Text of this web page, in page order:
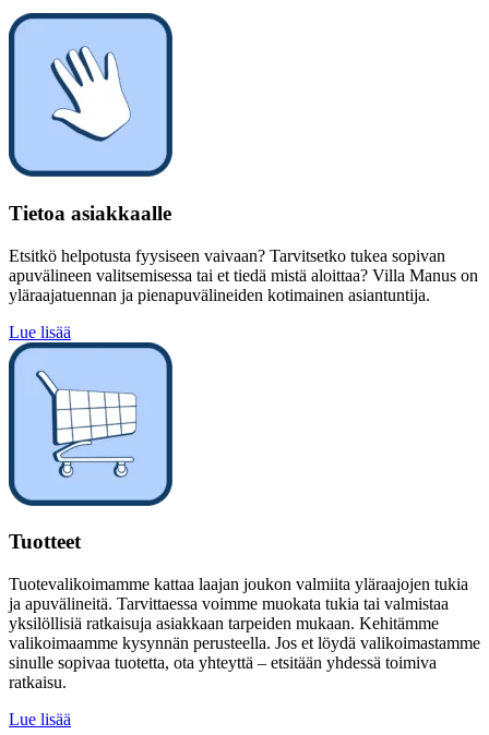
Tietoa asiakkaalle
Etsitkö helpotusta fyysiseen vaivaan? Tarvitsetko tukea sopivan
apuvälineen valitsemisessa tai et tiedä mistä aloittaa? Villa Manus on
yläraajatuennan ja pienapuvälineiden kotimainen asiantuntija.
Lue lisää
Tuotteet
Tuotevalikoimamme kattaa laajan joukon valmiita yläraajojen tukia
ja apuvälineitä. Tarvittaessa voimme muokata tukia tai valmistaa
yksilöllisiä ratkaisuja asiakkaan tarpeiden mukaan. Kehitämme
valikoimaamme kysynnän perusteella. Jos et löydä valikoimastamme
sinulle sopivaa tuotetta, ota yhteyttä – etsitään yhdessä toimiva
ratkaisu.
Lue lisää